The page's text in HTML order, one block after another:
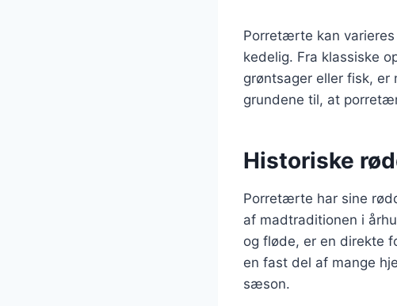
Porretærte kan
kedelig. Fra klassiske
grøntsager eller fisk,
grundene til, at
Historiske
Porretærte har sine
af madtraditionen i
og fløde, er en direkte
en fast del af mange
sæson.